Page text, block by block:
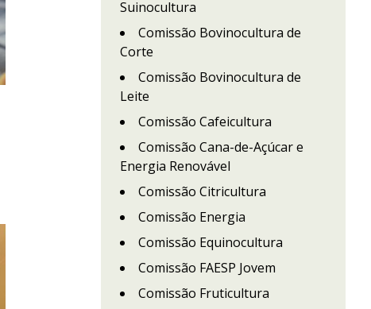
Suinocultura
Comissão Bovinocultura de
Corte
Comissão Bovinocultura de
Leite
Comissão Cafeicultura
Comissão Cana-de-Açúcar e
Energia Renovável
Comissão Citricultura
Comissão Energia
Comissão Equinocultura
Comissão FAESP Jovem
Comissão Fruticultura